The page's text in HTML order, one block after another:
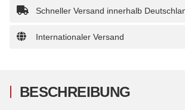
Schneller Versand innerhalb
Internationaler Versand
BESCHREIBUNG